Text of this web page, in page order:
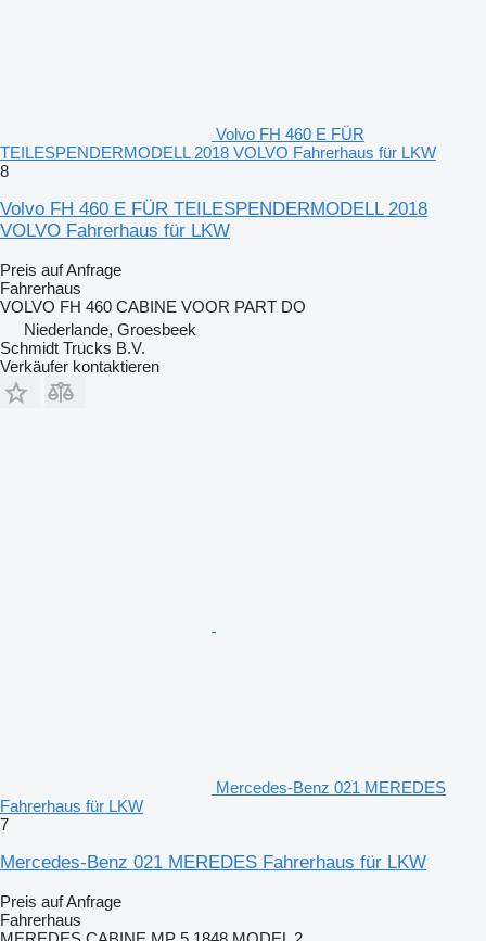
Volvo FH 460 E FÜR
TEILESPENDERMODELL 2018 VOLVO Fahrerhaus für LKW
8
Volvo FH 460 E FÜR TEILESPENDERMODELL 2018
VOLVO Fahrerhaus für LKW
Preis auf Anfrage
Fahrerhaus
VOLVO FH 460 CABINE VOOR PART DO
Niederlande, Groesbeek
Schmidt Trucks B.V.
Verkäufer kontaktieren
Mercedes-Benz 021 MEREDES
Fahrerhaus für LKW
7
Mercedes-Benz 021 MEREDES Fahrerhaus für LKW
Preis auf Anfrage
Fahrerhaus